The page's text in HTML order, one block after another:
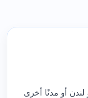
أو مدنًا أخرى